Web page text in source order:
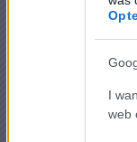
I
web